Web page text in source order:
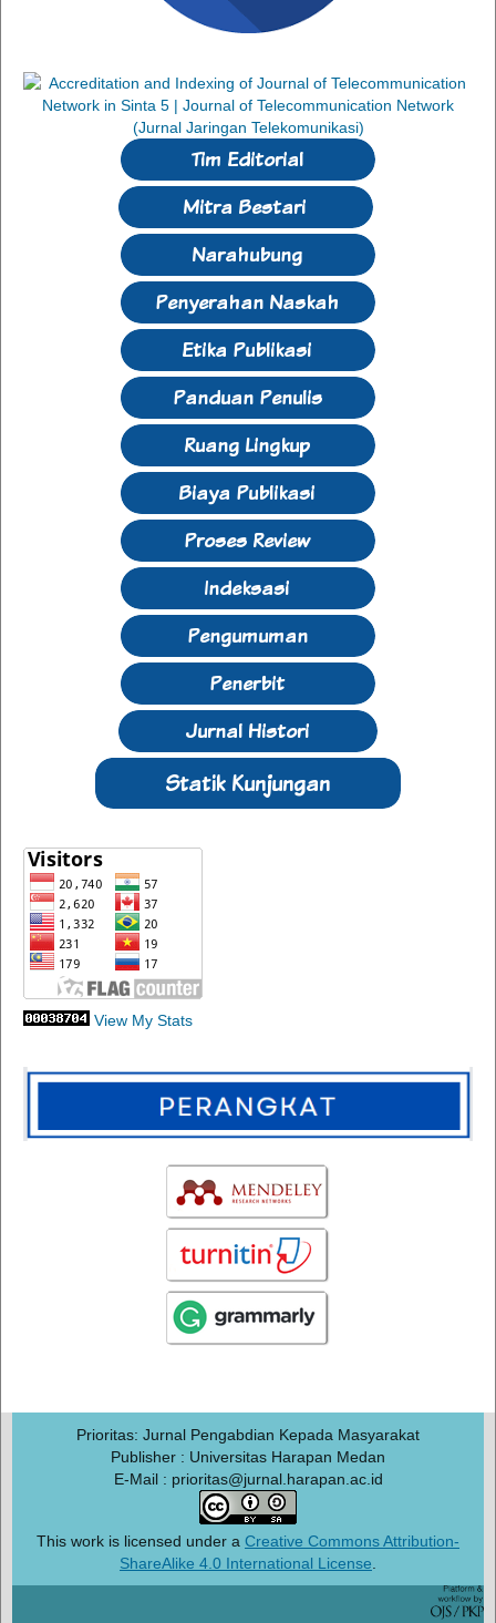
View My Stats
Prioritas: Jurnal Pengabdian Kepada Masyarakat
Publisher : Universitas Harapan Medan
E-Mail : prioritas@jurnal.harapan.ac.id
This work is licensed under a Creative Commons Attribution-
ShareAlike 4.0 International License.